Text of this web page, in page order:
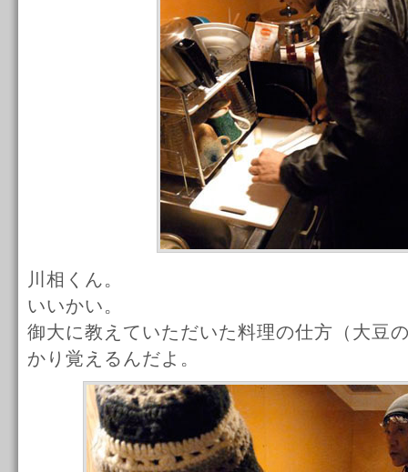
川相くん。
いいかい。
御大に教えていただいた料理の仕方（大豆
かり覚えるんだよ。